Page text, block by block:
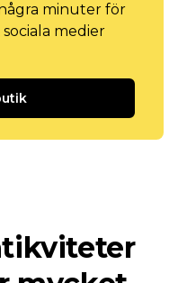
minuter för
medier